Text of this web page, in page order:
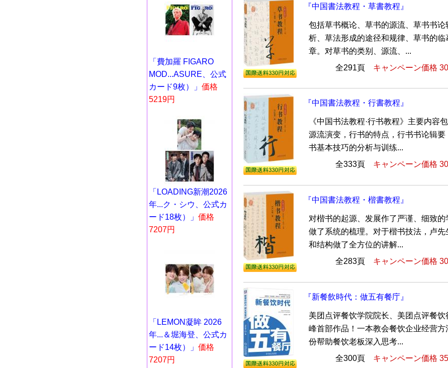
「費加羅 FIGARO
MOD...ASURE、公式
カード9枚）」 価格
5219円
「LOADING新潮2026
年...ク・シウ、公式カ
ード18枚）」 価格
7207円
「LEMON凝眸 2026
年...＆堀海登、公式カ
ード14枚）」 価格
7207円
『中国書法教程・草書教程』
包括草书概论、草书的源流、草书书论
析、草法形成的途径和规律、草书的
章。对草书的类别、源流、...
全291頁 キャンペーン価格
『中国書法教程・行書教程』
《中国书法教程·行书教程》主要内容
源流演变，行书的特点，行书书论辑
书基本技巧的分析与训练...
全333頁 キャンペーン価格
『中国書法教程・楷書教程』
对楷书的起源、发展作了严谨、细致
做了系统的梳理。对于楷书技法，卢
和结构做了全方位的讲解...
全283頁 キャンペーン価格
『新餐飲時代：做五有餐庁』
美团点评餐饮学院院长、美团点评餐
峰首部作品！一本教会餐饮企业经营
份帮助餐饮老板深入思考...
全300頁 キャンペーン価格